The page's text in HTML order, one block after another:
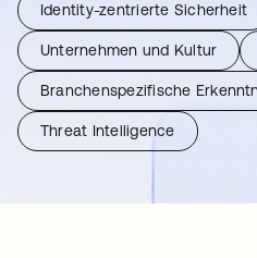
Identity-zentrierte Sicherheit
Unternehmen und Kultur
Branchenspezifische
Threat Intelligence